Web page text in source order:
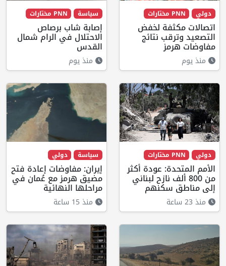
دولي PNN مختارات
اتصالات مكثفة لخفض
التصعيد وترقب نتائج
مفاوضات هرمز
منذ يوم
سياسة PNN مختارات
إصابة شاب برصاص
الاحتلال في الرام شمال
القدس
منذ يوم
دولي PNN مختارات
الأمم المتحدة: عودة أكثر
من 800 ألف نازح لبناني
إلى مناطق سكنهم
منذ 23 ساعة
سياسة دولي
إيران: مفاوضات إعادة فتح
مضيق هرمز مع عُمان في
مراحلها النهائية
منذ 15 ساعة